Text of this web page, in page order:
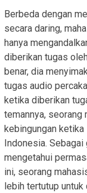
Berbeda dengan
secara daring,
hanya
diberikan tugas
benar, dia
tugas audio
ketika diberikan
temannya, seorang
kebingungan
Indonesia.
mengetahui
ini, seorang
lebih tertutup